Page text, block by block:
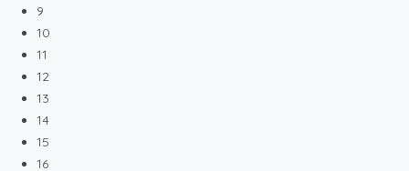
9
10
11
12
13
14
15
16